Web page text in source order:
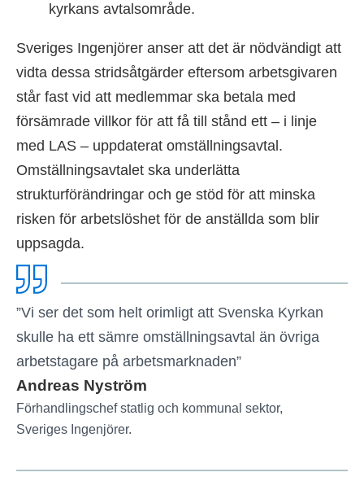
kyrkans avtalsområde.
Sveriges Ingenjörer anser att det är nödvändigt att
vidta dessa stridsåtgärder eftersom arbetsgivaren
står fast vid att medlemmar ska betala med
försämrade villkor för att få till stånd ett – i linje
med LAS – uppdaterat omställningsavtal.
Omställningsavtalet ska underlätta
strukturförändringar och ge stöd för att minska
risken för arbetslöshet för de anställda som blir
uppsagda.
”Vi ser det som helt orimligt att Svenska Kyrkan
skulle ha ett sämre omställningsavtal än övriga
arbetstagare på arbetsmarknaden”
Andreas Nyström
Förhandlingschef statlig och kommunal sektor,
Sveriges Ingenjörer.